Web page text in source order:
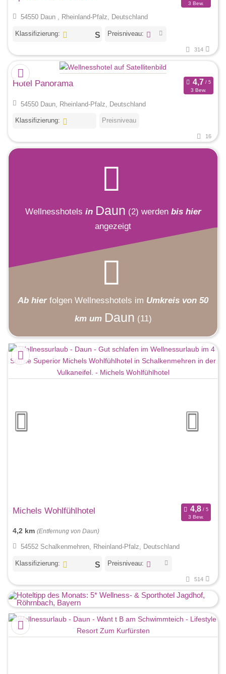
3 Bew.
54550 Daun , Rheinland-Pfalz, Deutschland
Klassifizierung: Preisniveau:
314
Hotel Panorama
3 Bew.
54550 Daun, Rheinland-Pfalz, Deutschland
Klassifizierung: Preisniveau
16
Wellnesshotels in Daun (2) werden bis hier
angezeigt
Ab hier folgen Wellnesshotels im Umkreis von 50
km um Daun (11)
Michels Wohlfühlhotel
3 Bew.
4,2 km (Entfernung von Daun)
54552 Schalkenmehren, Rheinland-Pfalz, Deutschland
Klassifizierung: Preisniveau:
514